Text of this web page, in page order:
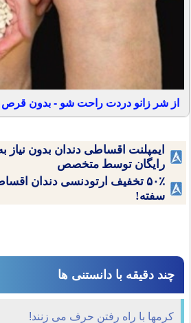
از شر زانو دردت راحت شو - بدون
ایمپلنت اقساطی دندان بدون
رایگان توسط متخصص
۵۰٪ تخفیف ارتودنسی دندان
سفته!
چند دقیقه با دانستنی ها
کرمها با راه رفتن حرف می زنند!